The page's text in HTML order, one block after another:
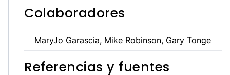
Colaboradores
MaryJo Garascia, Mike Robinson, Gary Tonge
Referencias y fuentes